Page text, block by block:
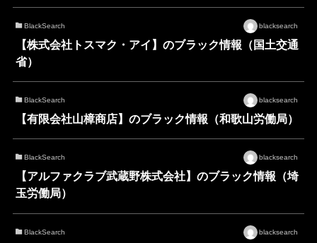
BlackSearch blacksearch
【株式会社トスマク・アイ】のブラック情報（国土交通
省）
BlackSearch blacksearch
【有限会社山樟商店】のブラック情報（和歌山労働局）
BlackSearch blacksearch
【アルファクラブ武蔵野株式会社】のブラック情報（埼
玉労働局）
BlackSearch blacksearch